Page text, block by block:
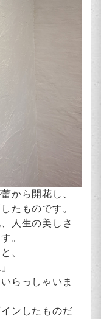
から開花し、
たものです。
人生の美しさ
。
、
らっしゃいま
ンしたものだ